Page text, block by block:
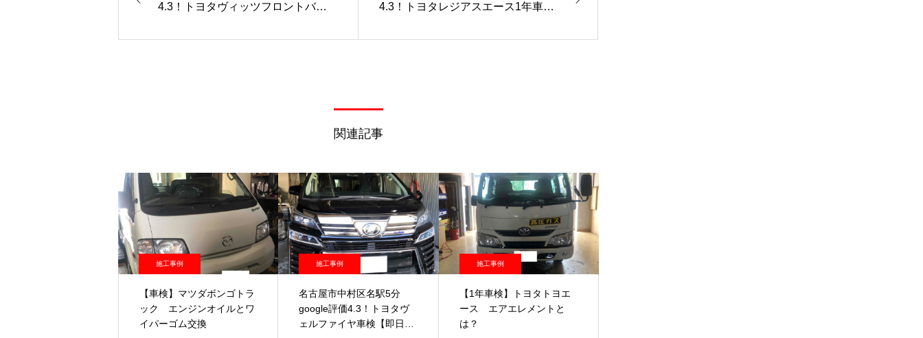
4.3！トヨタヴィッツフロントバン
4.3！トヨタレジアスエース1年車検
関連記事
施工事例
【車検】マツダボンゴトラ
ック エンジンオイルとワ
イパーゴム交換
施工事例
名古屋市中村区名駅5分
google評価4.3！トヨタヴ
ェルファイヤ車検【即日車
施工事例
【1年車検】トヨタトヨエ
ース エアエレメントと
は？